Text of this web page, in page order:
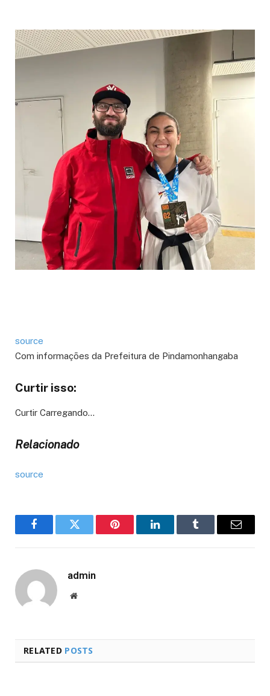
source
Com informações da Prefeitura de Pindamonhangaba
Curtir isso:
Curtir Carregando…
Relacionado
source
FacebookTwitter Pinterest LinkedInTumblr Email
admin
Website
RELATED POSTS